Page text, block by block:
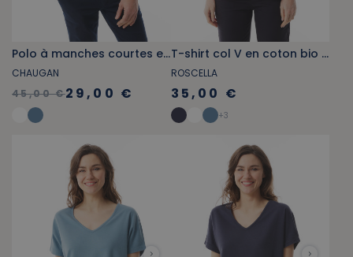
Polo à manches courtes en coton biologique blanc
CHAUGAN
45,00 €29,00 €
T-shirt col V en coton bio rose fuchsia
ROSCELLA
35,00 €
+3